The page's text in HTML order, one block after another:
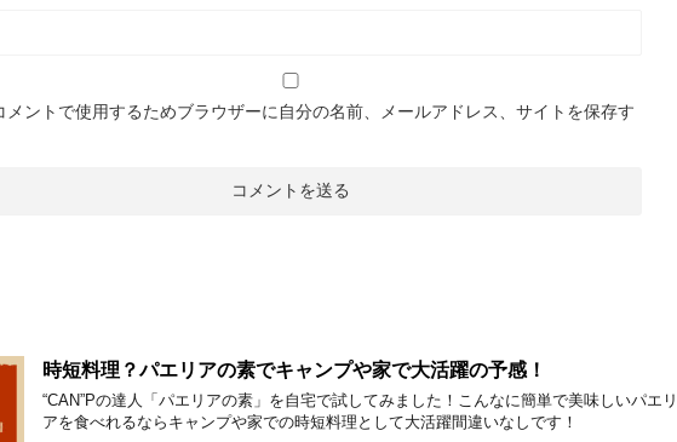
メントで使用するためブラウザーに自分の名前、メールアドレス、サイトを保存す
時短料理？パエリアの素でキャンプや家で大活躍の予感！
“CAN”Pの達人「パエリアの素」を自宅で試してみました！こんなに簡単で美味しいパエリ
アを食べれるならキャンプや家での時短料理として大活躍間違いなしです！